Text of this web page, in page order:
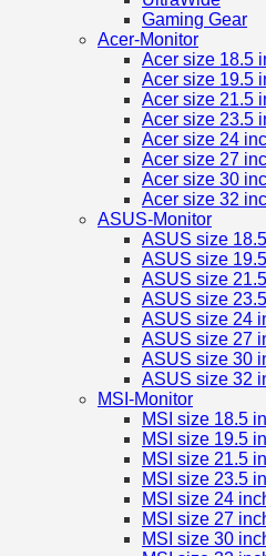
Gaming Gear
Acer-Monitor
Acer size 18.5
Acer size 19.5
Acer size 21.5
Acer size 23.5
Acer size 24
Acer size 27
Acer size 30
Acer size 32
ASUS-Monitor
ASUS size
ASUS size
ASUS size
ASUS size
ASUS size 24
ASUS size 27
ASUS size 30
ASUS size 32
MSI-Monitor
MSI size 18.5
MSI size 19.5
MSI size 21.5
MSI size 23.5
MSI size 24
MSI size 27
MSI size 30